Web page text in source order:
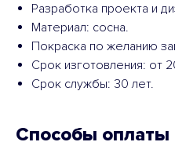
Разработка проекта и
Материал: сосна.
Покраска по желанию
Срок изготовления: от
Срок службы: 30 лет.
Способы оплаты